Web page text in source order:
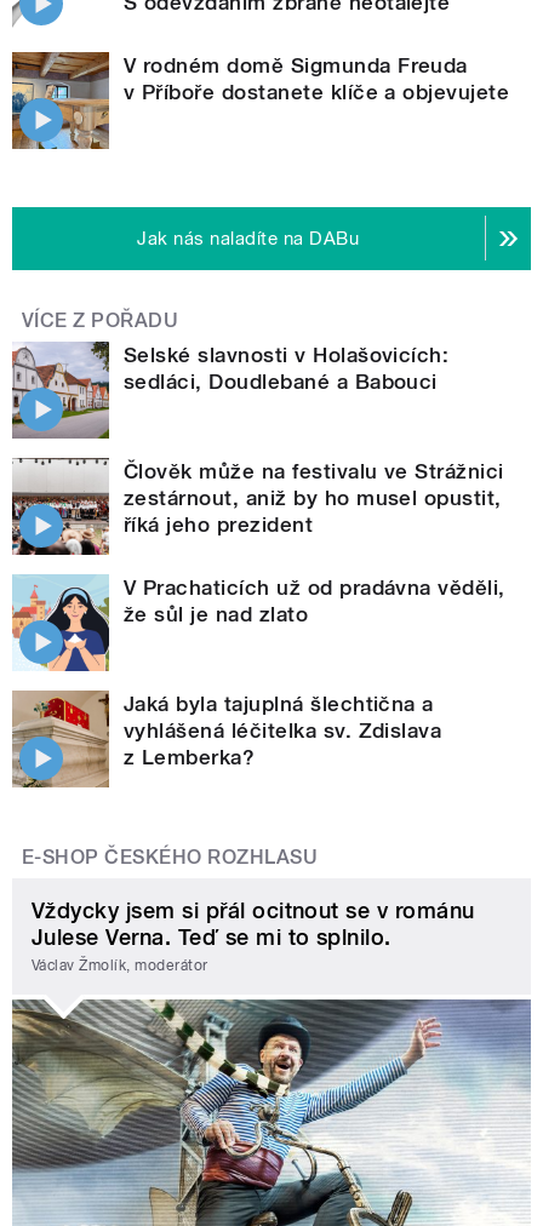
V rodném domě Sigmunda Freuda
v Příboře dostanete klíče a objevujete
Jak nás naladíte na DABu
VÍCE Z POŘADU
Selské slavnosti v Holašovicích:
sedláci, Doudlebané a Babouci
Člověk může na festivalu ve Strážnici
zestárnout, aniž by ho musel opustit,
říká jeho prezident
V Prachaticích už od pradávna věděli,
že sůl je nad zlato
Jaká byla tajuplná šlechtična a
vyhlášená léčitelka sv. Zdislava
z Lemberka?
E-SHOP ČESKÉHO ROZHLASU
Vždycky jsem si přál ocitnout se v románu
Julese Verna. Teď se mi to splnilo.
Václav Žmolík, moderátor